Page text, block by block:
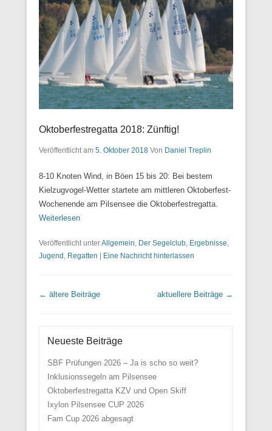
Oktoberfestregatta 2018: Zünftig!
Veröffentlicht am 5. Oktober 2018 Von Daniel Treplin
8-10 Knoten Wind, in Böen 15 bis 20: Bei bestem
Kielzugvogel-Wetter startete am mittleren Oktoberfest-
Wochenende am Pilsensee die Oktoberfestregatta.
Weiterlesen
Veröffentlicht unterAllgemein Der Segelclub Ergebnisse
Jugend Regatten | Eine Nachricht hinterlassen
Beitrags Übersicht
← ältere Beiträge aktuellere Beiträge →
Neueste Beiträge
SBF Prüfungen 2026 – Ja is scho so weit?
Inklusionssegeln am Pilsensee
Oktoberfestregatta KZV und Open Skiff
Ixylon Pilsensee CUP 2026
Fam Cup 2026 abgesagt